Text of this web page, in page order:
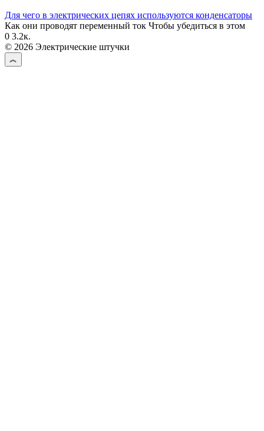
Для чего в электрических цепях используются конденсаторы
Как они проводят переменный ток Чтобы убедиться в этом
0 3.2к.
© 2026 Электрические штучки